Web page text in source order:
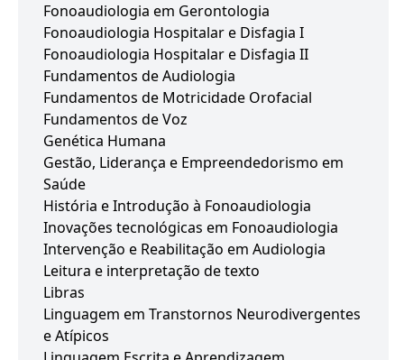
Fonoaudiologia em Gerontologia
Fonoaudiologia Hospitalar e Disfagia I
Fonoaudiologia Hospitalar e Disfagia II
Fundamentos de Audiologia
Fundamentos de Motricidade Orofacial
Fundamentos de Voz
Genética Humana
Gestão, Liderança e Empreendedorismo em
Saúde
História e Introdução à Fonoaudiologia
Inovações tecnológicas em Fonoaudiologia
Intervenção e Reabilitação em Audiologia
Leitura e interpretação de texto
Libras
Linguagem em Transtornos Neurodivergentes
e Atípicos